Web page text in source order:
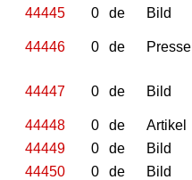
44445
0 de Bild
44446 0 de Presse
44447 0 de Bild
44448
0 de Artikel
44449
0 de Bild
44450
0 de Bild